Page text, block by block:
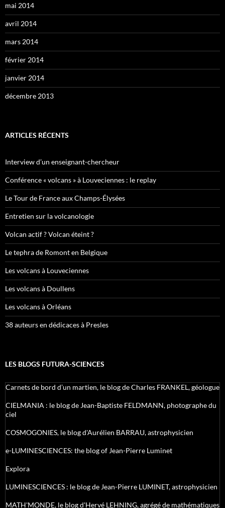
mai 2014
avril 2014
mars 2014
février 2014
janvier 2014
décembre 2013
ARTICLES RÉCENTS
Interview d’un enseignant-chercheur
Conférence « volcans » à Louveciennes : le replay
Le Tour de France aux Champs-Élysées
Entretien sur la volcanologie
Volcan actif ? Volcan éteint ?
Le tephra de Romont en Belgique
Les volcans à Louveciennes
Les volcans à Doullens
Les volcans à Orléans
38 auteurs en dédicaces à Presles
LES BLOGS FUTURA-SCIENCES
Carnets de bord d’un martien, le blog de Charles FRANKEL, géologue
CIELMANIA : le blog de Jean-Baptiste FELDMANN, photographe du
ciel
COSMOGONIES, le blog d'Aurélien BARRAU, astrophysicien
e-LUMINESCIENCES: the blog of Jean-Pierre Luminet
Explora
LUMINESCIENCES : le blog de Jean-Pierre LUMINET, astrophysicien
MATH'MONDE, le blog d'Hervé LEHNING, agrégé de mathématiques